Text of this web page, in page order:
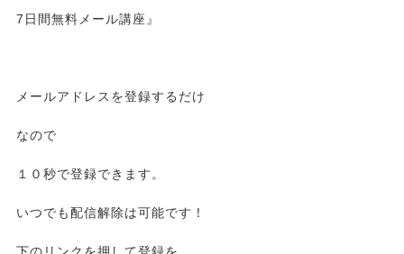
7日間無料メール講座』
メールアドレスを登録するだけ
なので
１０秒で登録できます。
いつでも配信解除は可能です！